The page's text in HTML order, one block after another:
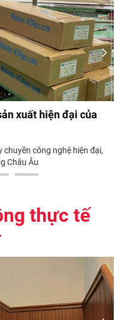
xuất hiện đại của
công nghệ hiện đại,
Châu Âu
thực tế